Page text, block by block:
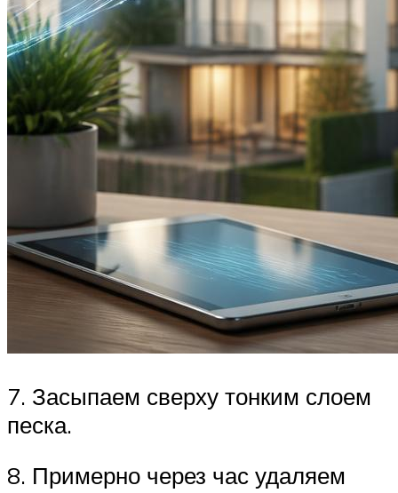
7. Засыпаем сверху тонким слоем
песка.
8. Примерно через час удаляем